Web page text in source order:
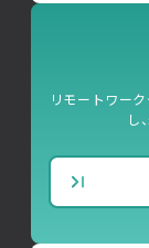
リモートワー
し